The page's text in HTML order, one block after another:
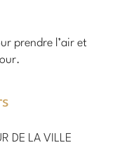
prendre l’air et
DE LA VILLE